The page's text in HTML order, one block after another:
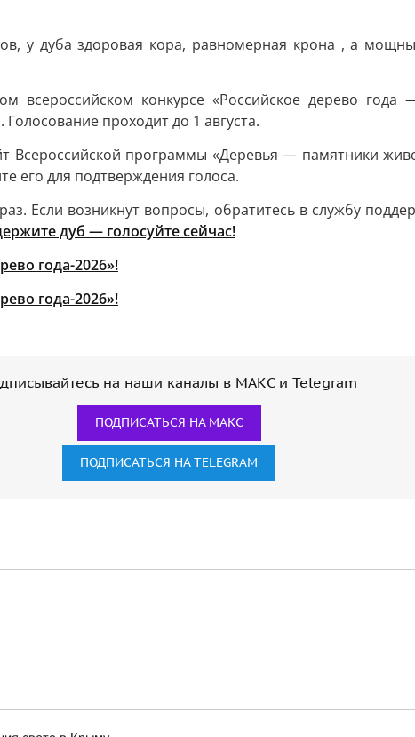
у дуба здоровая кора, равномерная крона , а
всероссийском конкурсе «Российское дерево
проходит до 1 августа.
Всероссийской программы «Деревья — памятники
его для подтверждения голоса.
Если возникнут вопросы, обратитесь в службу
дуб — голосуйте сейчас!
на наши каналы в МАКС и Telegram
ПОДПИСАТЬСЯ НА МАКС
ПОДПИСАТЬСЯ НА TELEGRAM